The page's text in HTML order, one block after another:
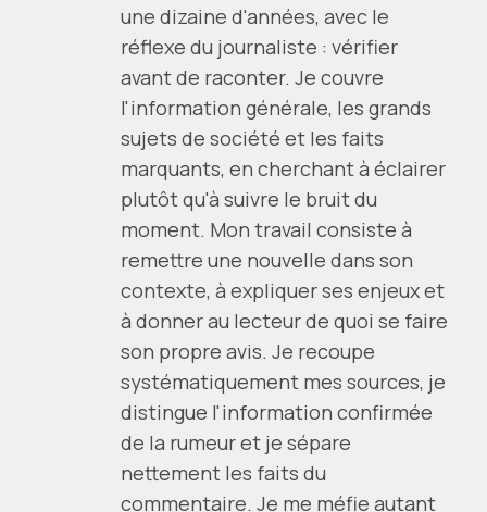
une dizaine d'années, avec le
réflexe du journaliste : vérifier
avant de raconter. Je couvre
l'information générale, les grands
sujets de société et les faits
marquants, en cherchant à éclairer
plutôt qu'à suivre le bruit du
moment. Mon travail consiste à
remettre une nouvelle dans son
contexte, à expliquer ses enjeux et
à donner au lecteur de quoi se faire
son propre avis. Je recoupe
systématiquement mes sources, je
distingue l'information confirmée
de la rumeur et je sépare
nettement les faits du
commentaire. Je me méfie autant